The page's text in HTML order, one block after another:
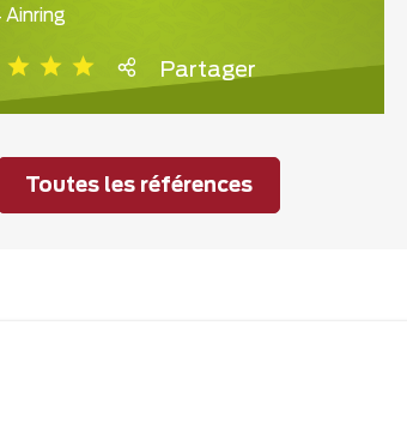
Partager
Toutes les références